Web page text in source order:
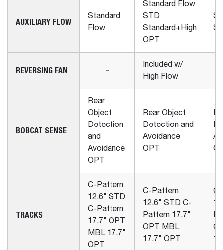
AUXILIARY FLOW
Standard
Flow
Standard Flow
STD
Standard+High
OPT
REVERSING FAN -
Included w/
High Flow
BOBCAT SENSE
Rear
Object
Detection
and
Avoidance
OPT
Rear Object
Detection and
Avoidance
OPT
TRACKS
C-Pattern
12.6" STD
C-Pattern
17.7" OPT
MBL 17.7"
OPT
C-Pattern
12.6" STD C-
Pattern 17.7"
OPT MBL
17.7" OPT